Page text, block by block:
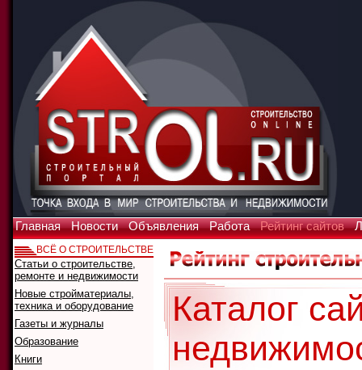
Главная Новости Объявления Работа Рейтинг сайтов
Каталог
ВСЁ О СТРОИТЕЛЬСТВЕ
Статьи о строительстве,
ремонте и недвижимости
Новые стройматериалы,
техника и оборудование
Газеты и журналы
Образование
Книги